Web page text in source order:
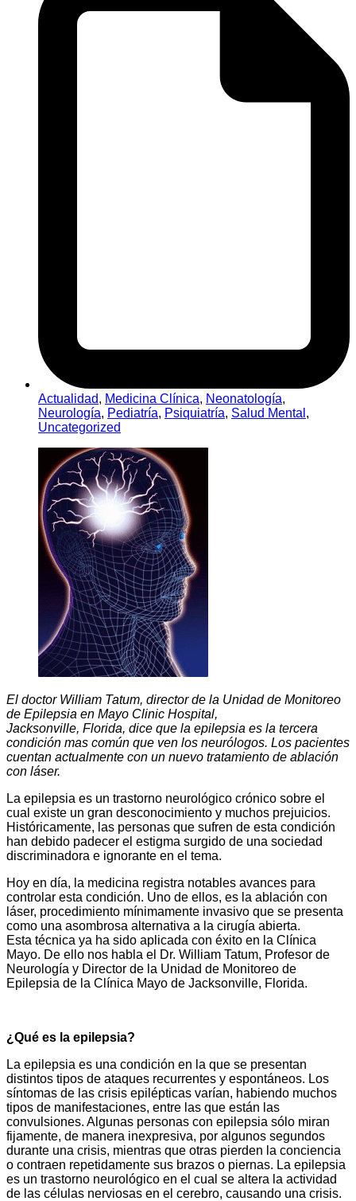
Actualidad, Medicina Clínica, Neonatología,
Neurología, Pediatría, Psiquiatría, Salud Mental ,
Uncategorized
El doctor William Tatum, director de la Unidad de Monitoreo
de Epilepsia en Mayo Clinic Hospital,
Jacksonville, Florida, dice que la epilepsia es la tercera
condición mas común que ven los neurólogos. Los pacientes
cuentan actualmente con un nuevo tratamiento de ablación
con láser.
La epilepsia es un trastorno neurológico crónico sobre el
cual existe un gran desconocimiento y muchos prejuicios.
Históricamente, las personas que sufren de esta condición
han debido padecer el estigma surgido de una sociedad
discriminadora e ignorante en el tema.
Hoy en día, la medicina registra notables avances para
controlar esta condición. Uno de ellos, es la ablación con
láser, procedimiento mínimamente invasivo que se presenta
como una asombrosa alternativa a la cirugía abierta.
Esta técnica ya ha sido aplicada con éxito en la Clínica
Mayo. De ello nos habla el Dr. William Tatum, Profesor de
Neurología y Director de la Unidad de Monitoreo de
Epilepsia de la Clínica Mayo de Jacksonville, Florida.
¿Qué es la epilepsia?
La epilepsia es una condición en la que se presentan
distintos tipos de ataques recurrentes y espontáneos. Los
síntomas de las crisis epilépticas varían, habiendo muchos
tipos de manifestaciones, entre las que están las
convulsiones. Algunas personas con epilepsia sólo miran
fijamente, de manera inexpresiva, por algunos segundos
durante una crisis, mientras que otras pierden la conciencia
o contraen repetidamente sus brazos o piernas. La epilepsia
es un trastorno neurológico en el cual se altera la actividad
de las células nerviosas en el cerebro, causando una crisis.